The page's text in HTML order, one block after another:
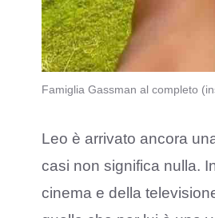
Famiglia Gassman al completo
Leo è arrivato ancora
casi non significa nulla.
cinema e della